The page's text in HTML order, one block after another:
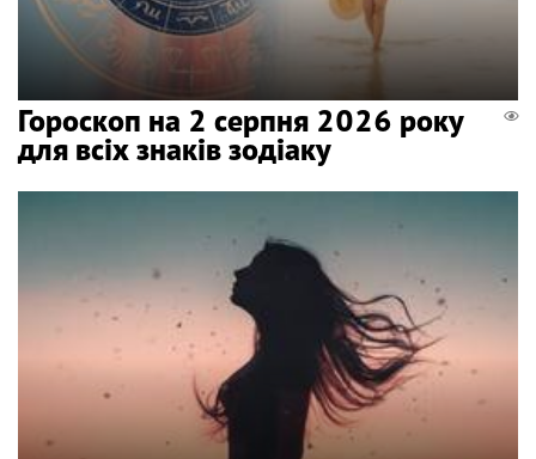
Гороскоп на 2 серпня 2026 року
для всіх знаків зодіаку